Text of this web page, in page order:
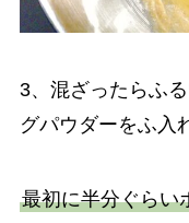
3、混ざったらふ
グパウダーをふ入
最初に半分ぐらい